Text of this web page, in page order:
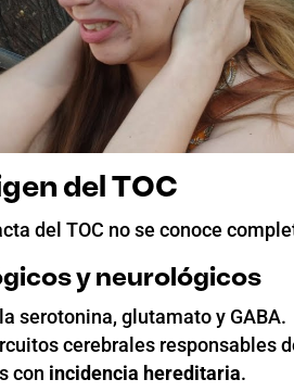
del TOC
del TOC no se conoce
y neurológicos
serotonina, glutamato y GABA.
cerebrales responsables
con incidencia hereditaria.